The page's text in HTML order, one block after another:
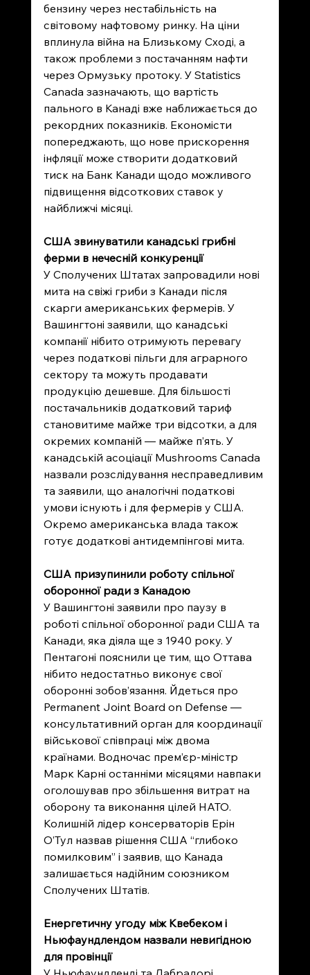
бензину через нестабільність на
світовому нафтовому ринку. На ціни
вплинула війна на Близькому Сході, а
також проблеми з постачанням нафти
через Ормузьку протоку. У Statistics
Canada зазначають, що вартість
пального в Канаді вже наближається до
рекордних показників. Економісти
попереджають, що нове прискорення
інфляції може створити додатковий
тиск на Банк Канади щодо можливого
підвищення відсоткових ставок у
найближчі місяці.
США звинуватили канадські грибні
ферми в нечесній конкуренції
У Сполучених Штатах запровадили нові
мита на свіжі гриби з Канади після
скарги американських фермерів. У
Вашингтоні заявили, що канадські
компанії нібито отримують перевагу
через податкові пільги для аграрного
сектору та можуть продавати
продукцію дешевше. Для більшості
постачальників додатковий тариф
становитиме майже три відсотки, а для
окремих компаній — майже п’ять. У
канадській асоціації Mushrooms Canada
назвали розслідування несправедливим
та заявили, що аналогічні податкові
умови існують і для фермерів у США.
Окремо американська влада також
готує додаткові антидемпінгові мита.
США призупинили роботу спільної
оборонної ради з Канадою
У Вашингтоні заявили про паузу в
роботі спільної оборонної ради США та
Канади, яка діяла ще з 1940 року. У
Пентагоні пояснили це тим, що Оттава
нібито недостатньо виконує свої
оборонні зобов’язання. Йдеться про
Permanent Joint Board on Defense —
консультативний орган для координації
військової співпраці між двома
країнами. Водночас прем’єр-міністр
Марк Карні останніми місяцями навпаки
оголошував про збільшення витрат на
оборону та виконання цілей НАТО.
Колишній лідер консерваторів Ерін
О’Тул назвав рішення США “глибоко
помилковим” і заявив, що Канада
залишається надійним союзником
Сполучених Штатів.
Енергетичну угоду між Квебеком і
Ньюфаундлендом назвали невигідною
для провінції